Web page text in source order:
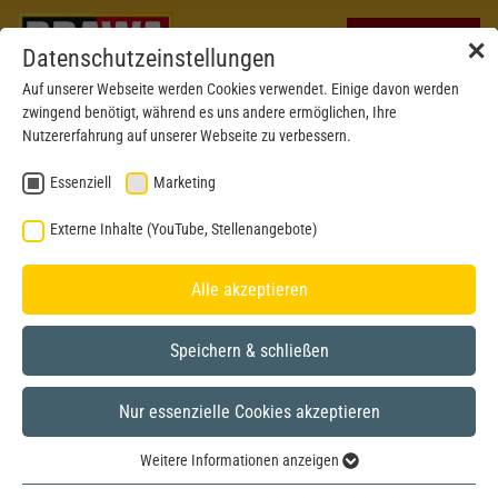
✕
Datenschutzeinstellungen
Auf unserer Webseite werden Cookies verwendet. Einige davon werden
zwingend benötigt, während es uns andere ermöglichen, Ihre
Nutzererfahrung auf unserer Webseite zu verbessern.
Essenziell Marketing
Externe Inhalte (YouTube, Stellenangebote)
Alle akzeptieren
Speichern & schließen
Nur essenzielle Cookies akzeptieren
Weitere Informationen anzeigen